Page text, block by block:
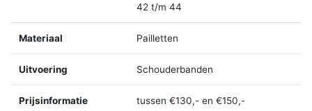
42 t/m 44
Materiaal Pailletten
Uitvoering Schouderbanden
Prijsinformatie tussen €130,- en €150,-